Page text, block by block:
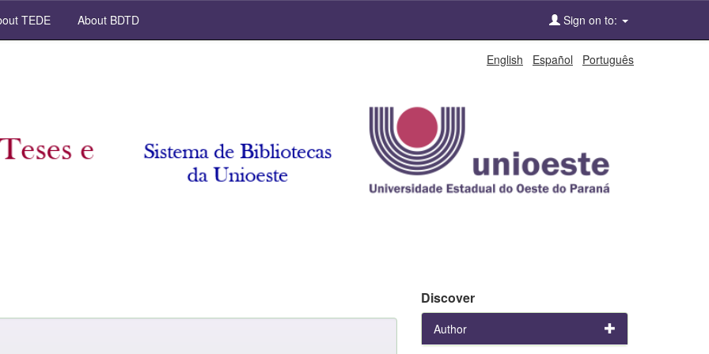
TEDE About BDTD Sign on to:
English Español Português
Discover
Author